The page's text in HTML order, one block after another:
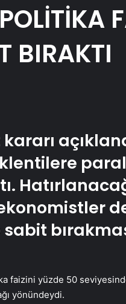
BIRAKTI
faizini yüzde 50
yönündeydi.